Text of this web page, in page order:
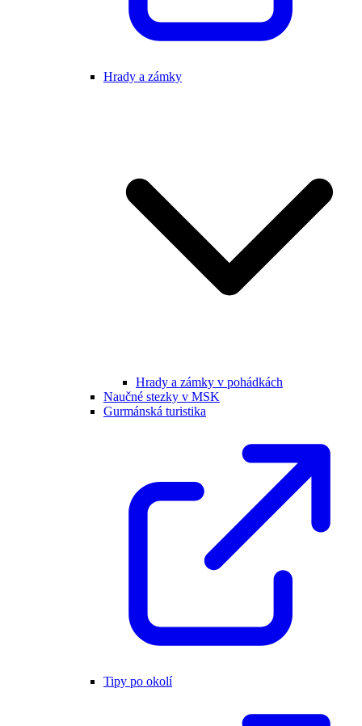
Hrady a zámky
Hrady a zámky v pohádkách
Naučné stezky v MSK
Gurmánská turistika
Tipy po okolí